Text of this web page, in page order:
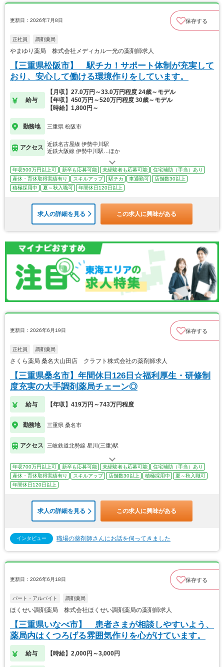
更新日：2026年7月8日 保存する
正社員 調剤薬局
やまゆり薬局 株式会社メディカル一光の薬剤師求人
【三重県松阪市】 駅チカ！サポート体制が充実して
おり、安心して働ける環境作りをしています。
給与
【月収】27.0万円～33.0万円程度 24歳～モデル
【年収】450万円～520万円程度 30歳～モデル
【時給】1,800円～
勤務地 三重県 松阪市
アクセス
近鉄名古屋線 伊勢中川駅
近鉄大阪線 伊勢中川駅…ほか
年収500万円以上可 新卒も応募可能 未経験者も応募可能
住宅補助（手当）あり
産休・育休取得実績有り
スキルアップ 駅チカ 車通勤可
店舗数30以上
積極採用中
夏～秋入職可 年間休日120日以上
求人の詳細を見る この求人に興味がある
更新日：2026年6月19日 保存する
正社員 調剤薬局
さくら薬局 桑名大山田店 クラフト株式会社の薬剤師求人
【三重県桑名市】年間休日126日☆福利厚生・研修制
度充実の大手調剤薬局チェーン◎
給与 【年収】419万円～743万円程度
勤務地 三重県 桑名市
アクセス 三岐鉄道北勢線 星川(三重)駅
年収700万円以上可 新卒も応募可能 未経験者も応募可能
住宅補助（手当）あり
産休・育休取得実績有り
スキルアップ 店舗数30以上 積極採用中
夏～秋入職可
年間休日120日以上
求人の詳細を見る この求人に興味がある
インタビュー 職場の薬剤師さんにお話を伺ってきました
更新日：2026年6月18日 保存する
パート・アルバイト 調剤薬局
ほくせい調剤薬局 株式会社ほくせい調剤薬局の薬剤師求人
【三重県いなべ市】 患者さまが相談しやすいよう、
薬局内はくつろげる雰囲気作りを心がけています。
給与 【時給】2,000円～3,000円